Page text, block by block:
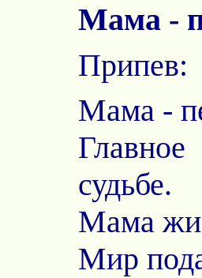
Мама -
Припев:
Мама -
судьбе.
Мама
Мир